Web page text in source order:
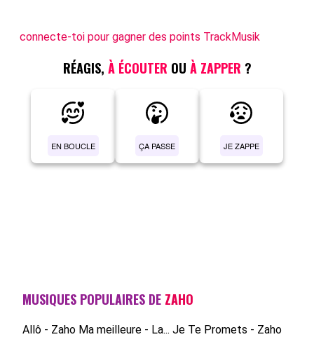
connecte-toi pour gagner des points TrackMusik
RÉAGIS, À ÉCOUTER OU À ZAPPER ?
EN BOUCLE ÇA PASSE JE ZAPPE
MUSIQUES POPULAIRES DE ZAHO
Allô - Zaho Ma meilleure - La... Je Te Promets - Zaho